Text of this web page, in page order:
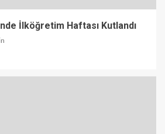
İlköğretim Haftası Kutlandı